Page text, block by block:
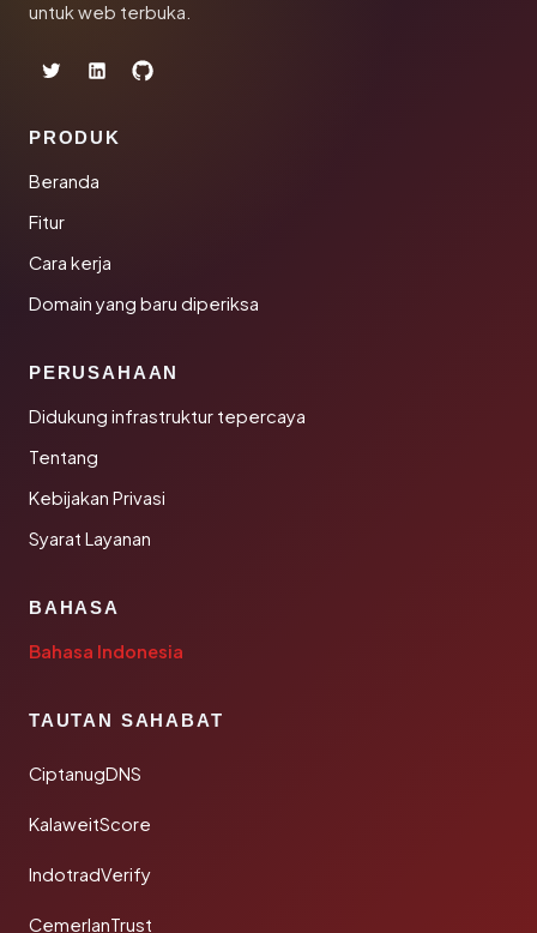
untuk web terbuka.
PRODUK
Beranda
Fitur
Cara kerja
Domain yang baru diperiksa
PERUSAHAAN
Didukung infrastruktur tepercaya
Tentang
Kebijakan Privasi
Syarat Layanan
BAHASA
Bahasa Indonesia
TAUTAN SAHABAT
CiptanugDNS
KalaweitScore
IndotradVerify
CemerlanTrust